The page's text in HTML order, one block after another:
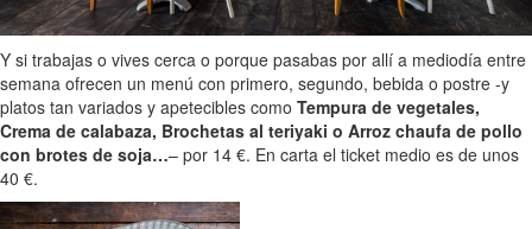
Y si trabajas o vives cerca o porque pasabas por allí a mediodía entre
semana ofrecen un menú con primero, segundo, bebida o postre -y
platos tan variados y apetecibles como Tempura de vegetales,
Crema de calabaza, Brochetas al teriyaki o Arroz chaufa de pollo
con brotes de soja…– por 14 €. En carta el ticket medio es de unos
40 €.